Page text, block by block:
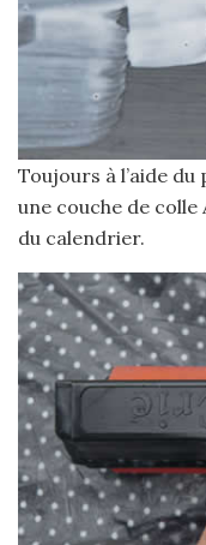
Toujours à l’aide du
une couche de
du calendrier.